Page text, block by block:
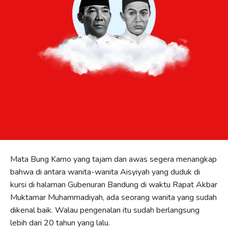
Mata Bung Karno yang tajam dan awas segera menangkap
bahwa di antara wanita-wanita Aisyiyah yang duduk di
kursi di halaman Gubenuran Bandung di waktu Rapat Akbar
Muktamar Muhammadiyah, ada seorang wanita yang sudah
dikenal baik. Walau pengenalan itu sudah berlangsung
lebih dari 20 tahun yang lalu.